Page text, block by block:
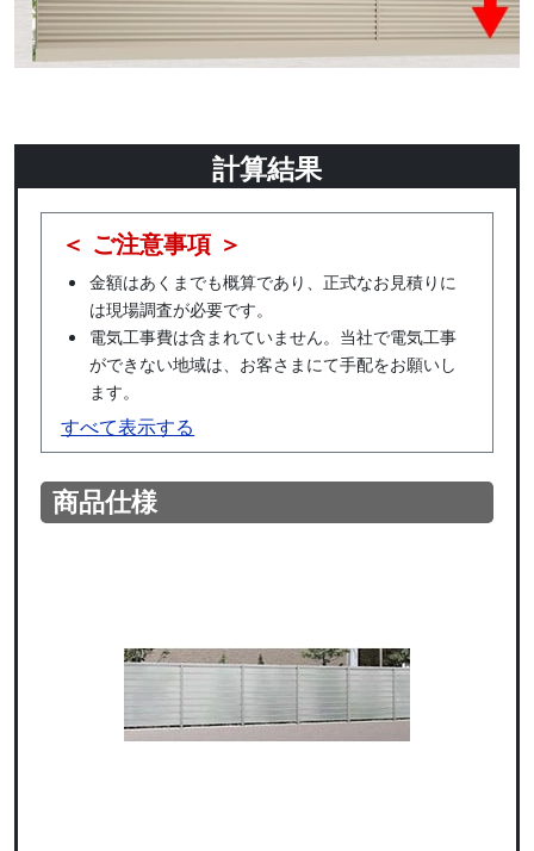
計算結果
＜ ご注意事項 ＞
金額はあくまでも概算であり、正式なお見積りに
は現場調査が必要です。
電気工事費は含まれていません。当社で電気工事
ができない地域は、お客さまにて手配をお願いし
ます。
すべて表示する
商品仕様